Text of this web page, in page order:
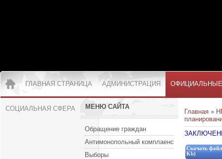
ГЛАВНАЯ СТРАНИЦА АДМИНИСТРАЦИЯ
СОЦИАЛЬНАЯ СФЕРА МЕНЮ САЙТА
Обращение граждан
Антимонопольный комплаенс
Выборы
Главная »
Скачать
Kb)